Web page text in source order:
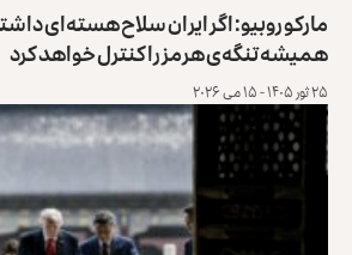
مارکو روبیو: اگر ایران سلاح هسته‌ای
همیشه تنگه‌ی هرمز را کنترل خواهد کرد
۲۵ ثور ۱۴۰۵ - ۱۵ می ۲۰۲۶